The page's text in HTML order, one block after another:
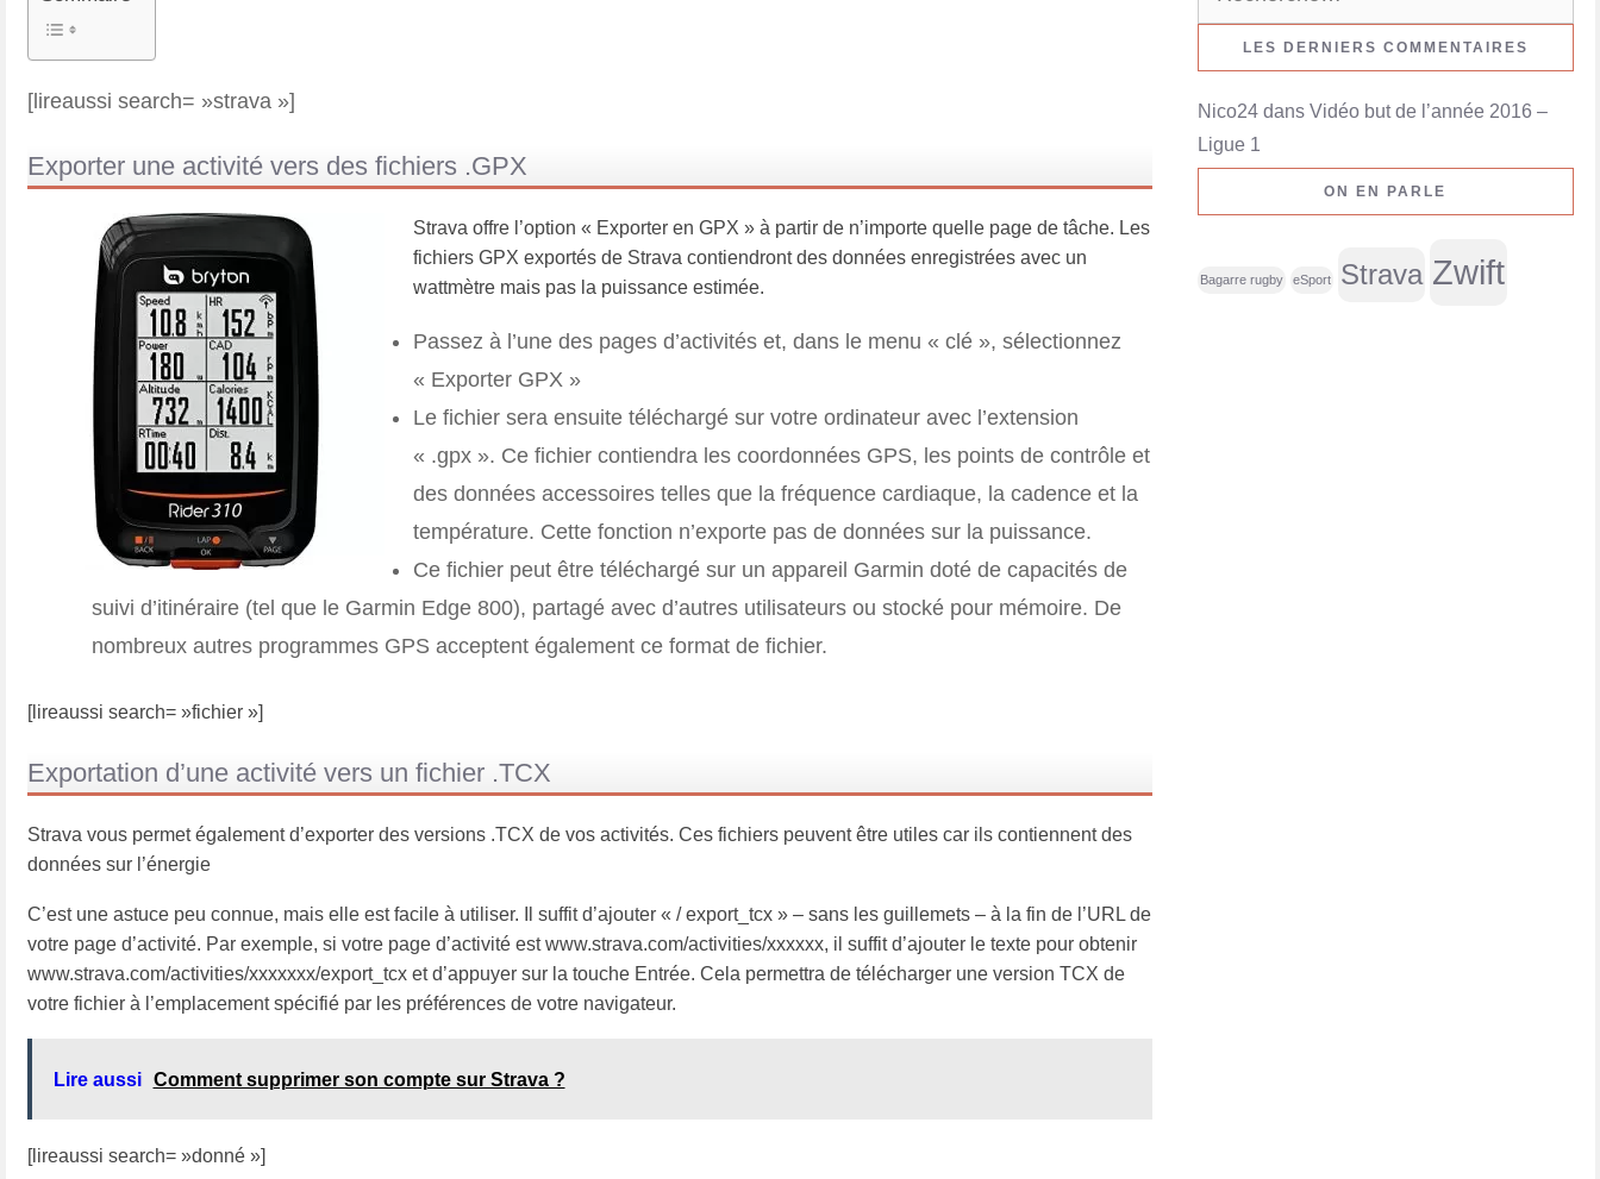
[lireaussi search= »strava »]
Exporter une activité vers des fichiers .GPX
Strava offre l’option « Exporter en GPX » à partir de n’importe quelle page de tâche. Les
fichiers GPX exportés de Strava contiendront des données enregistrées avec un
wattmètre mais pas la puissance estimée.
Passez à l’une des pages d’activités et, dans le menu « clé », sélectionnez
« Exporter GPX »
Le fichier sera ensuite téléchargé sur votre ordinateur avec l’extension
« .gpx ». Ce fichier contiendra les coordonnées GPS, les points de contrôle et
des données accessoires telles que la fréquence cardiaque, la cadence et la
température. Cette fonction n’exporte pas de données sur la puissance.
Ce fichier peut être téléchargé sur un appareil Garmin doté de capacités de
suivi d’itinéraire (tel que le Garmin Edge 800), partagé avec d’autres utilisateurs ou stocké pour mémoire. De
nombreux autres programmes GPS acceptent également ce format de fichier.
[lireaussi search= »fichier »]
Exportation d’une activité vers un fichier .TCX
Strava vous permet également d’exporter des versions .TCX de vos activités. Ces fichiers peuvent être utiles car ils contiennent des
données sur l’énergie
C’est une astuce peu connue, mais elle est facile à utiliser. Il suffit d’ajouter « / export_tcx » – sans les guillemets – à la fin de l’URL de
votre page d’activité. Par exemple, si votre page d’activité est www.strava.com/activities/xxxxxx, il suffit d’ajouter le texte pour obtenir
www.strava.com/activities/xxxxxxx/export_tcx et d’appuyer sur la touche Entrée. Cela permettra de télécharger une version TCX de
votre fichier à l’emplacement spécifié par les préférences de votre navigateur.
Lire aussi Comment supprimer son compte sur Strava ?
[lireaussi search= »donné »]
e
r
h
r
LES DERNIERS COMMENTAIRES
Nico24dans Vidéo but de l’année 2016 –
Ligue 1
ON EN PARLE
Bagarre rugby eSport Strava Zwift